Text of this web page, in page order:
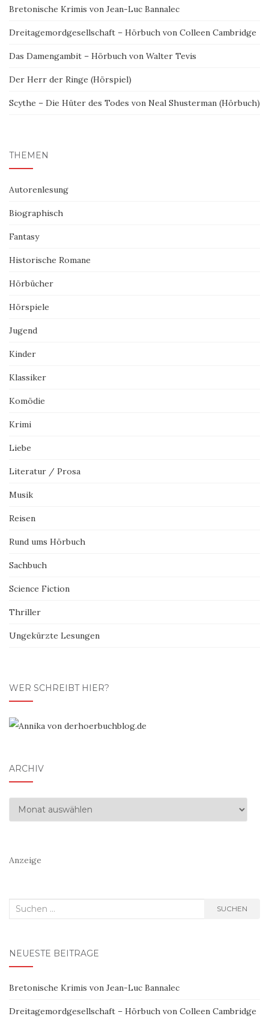
Bretonische Krimis von Jean-Luc Bannalec
Dreitagemordgesellschaft – Hörbuch von Colleen Cambridge
Das Damengambit – Hörbuch von Walter Tevis
Der Herr der Ringe (Hörspiel)
Scythe – Die Hüter des Todes von Neal Shusterman (Hörbuch)
THEMEN
Autorenlesung
Biographisch
Fantasy
Historische Romane
Hörbücher
Hörspiele
Jugend
Kinder
Klassiker
Komödie
Krimi
Liebe
Literatur / Prosa
Musik
Reisen
Rund ums Hörbuch
Sachbuch
Science Fiction
Thriller
Ungekürzte Lesungen
WER SCHREIBT HIER?
ARCHIV
Archiv
Anzeige
Suchen
SUCHEN
NEUESTE BEITRÄGE
Bretonische Krimis von Jean-Luc Bannalec
Dreitagemordgesellschaft – Hörbuch von Colleen Cambridge